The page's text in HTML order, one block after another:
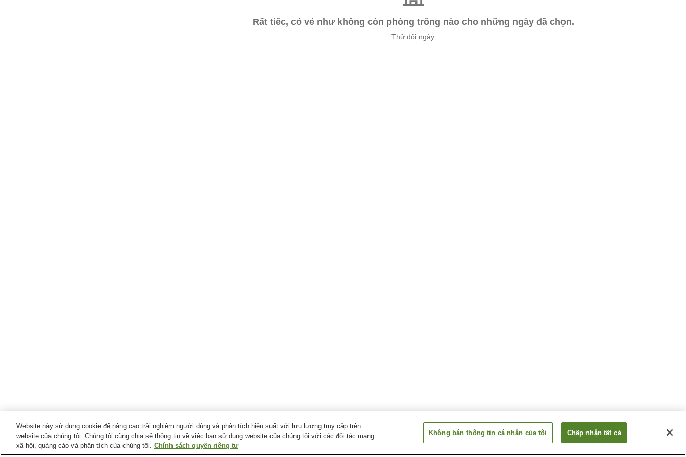
Rất tiếc, có vẻ như không còn phòng trống nào cho những ngày đã chọn.
Thử đổi ngày.
Ga xe lửa tại Thành phố Ono
Website này sử dụng cookie để nâng cao trải nghiệm người dùng và phân tích hiệu suất với lưu lượng truy cập trên
website của chúng tôi. Chúng tôi cũng chia sẻ thông tin về việc bạn sử dụng website của chúng tôi với các đối tác mạng
xã hội, quảng cáo và phân tích của chúng tôi. Chính sách quyền riêng tư
Không bán thông tin cá nhân của tôi Chấp nhận tất cả